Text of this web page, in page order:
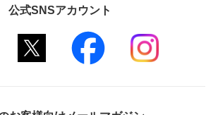
公式SNSアカウント